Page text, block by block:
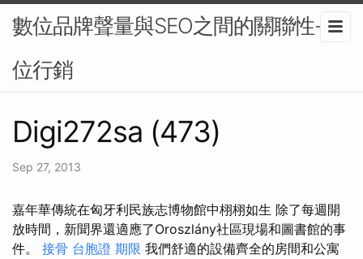
數位品牌聲量與SEO之間的關聯性-數
位行銷
Digi272sa (473)
Sep 27, 2013
嘉年華傳統在匈牙利民族志博物館中栩栩如生 除了每週開
放時間，新聞界還適應了Oroszlány社區現場和圖書館的事
件。 接骨 台胞證 期限 我們舒適的設備齊全的房間和公寓